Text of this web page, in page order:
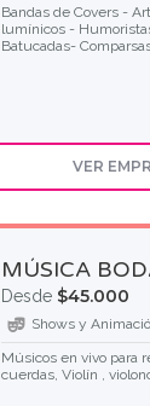
Bandas de Covers -
lumínicos -
Batucadas-
VER
MÚSICA
Desde $45.000
Shows y
Músicos en vivo para
cuerdas, Violín ,